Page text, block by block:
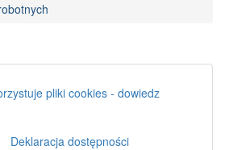
pliki cookies - dowiedz
Deklaracja dostępności